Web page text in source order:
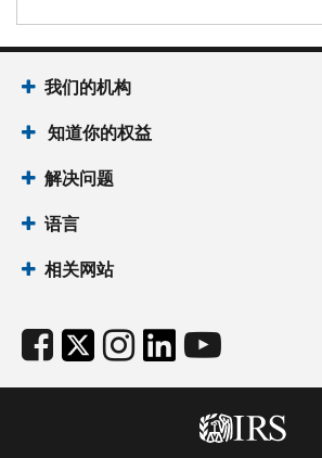
我们的机构
知道你的权益
解决问题
语言
相关网站